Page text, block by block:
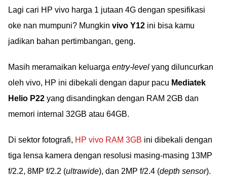
Lagi cari HP vivo harga 1 jutaan 4G dengan spesifikasi
oke nan mumpuni? Mungkin vivo Y12 ini bisa kamu
jadikan bahan pertimbangan, geng.
Masih meramaikan keluarga entry-level yang diluncurkan
oleh vivo, HP ini dibekali dengan dapur pacu Mediatek
Helio P22 yang disandingkan dengan RAM 2GB dan
memori internal 32GB atau 64GB.
Di sektor fotografi, HP vivo RAM 3GB ini dibekali dengan
tiga lensa kamera dengan resolusi masing-masing 13MP
f/2.2, 8MP f/2.2 (ultrawide), dan 2MP f/2.4 (depth sensor).